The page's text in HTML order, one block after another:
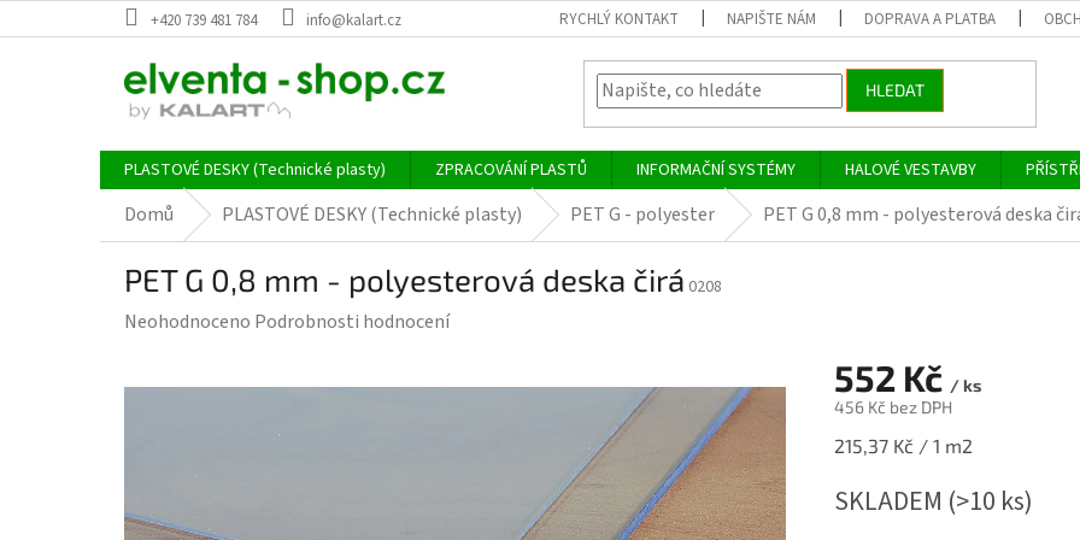
na
+420 739 481 784 info@kalart.cz RYCHLÝ KONTAKT NAPIŠTE NÁM DOPRAVA A PLATBA
HLEDAT
PLASTOVÉ DESKY (Technické plasty) ZPRACOVÁNÍ PLASTŮ INFORMAČNÍ SYSTÉMY HALOVÉ VESTAVBY
Domů PLASTOVÉ DESKY (Technické plasty) PET G - polyester PET G 0,8 mm - polyesterová deska
PET G 0,8 mm - polyesterová deska čirá 0208
Průměrné
hvězdiček.
Neohodnoceno Podrobnosti hodnocení
552 Kč / ks
456 Kč bez DPH
Měrná
215,37 Kč / 1 m2
SKLADEM (>10 ks)